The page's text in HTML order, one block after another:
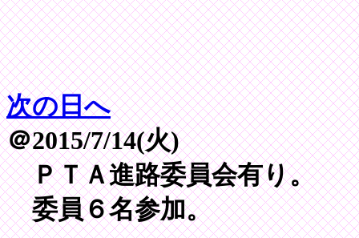
次の日へ
＠2015/7/14(火)
ＰＴＡ進路委員会有り。
委員６名参加。